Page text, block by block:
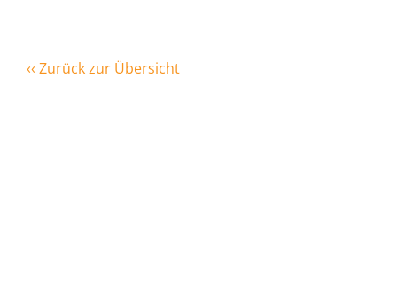
‹‹ Zurück zur Übersicht